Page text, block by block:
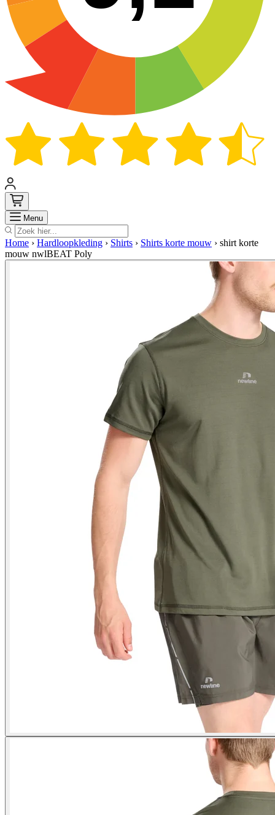
Menu Zoek
Home › Hardloopkleding › Shirts › Shirts korte mouw › shirt korte
mouw nwlBEAT Poly